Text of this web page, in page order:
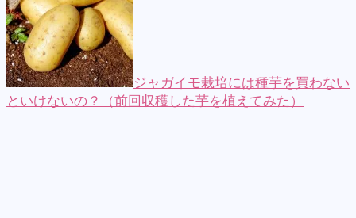
ジャガイモ栽培には種芋を買わない
といけないの？（前回収穫した芋を植えてみた）